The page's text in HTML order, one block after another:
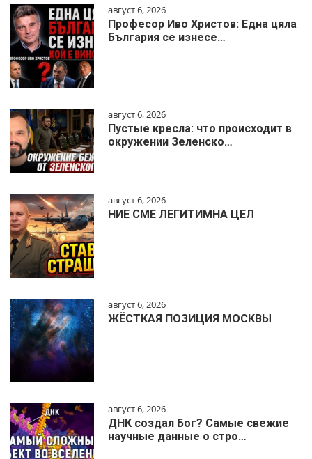
август 6, 2026
Професор Иво Христов: Една цяла
България се изнесе…
август 6, 2026
Пустые кресла: что происходит в
окружении Зеленско…
август 6, 2026
НИЕ СМЕ ЛЕГИТИМНА ЦЕЛ
август 6, 2026
ЖЁСТКАЯ ПОЗИЦИЯ МОСКВЫ
август 6, 2026
ДНК создал Бог? Самые свежие
научные данные о стро…